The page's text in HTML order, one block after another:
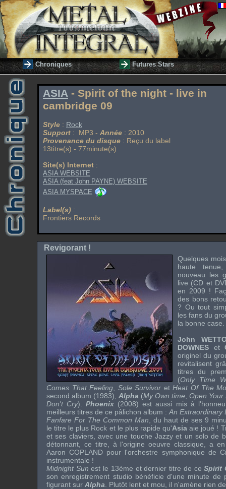
Chroniques Futures Stars
ASIA - Spirit of the night - live in
cambridge 09
Style : Rock
Support : MP3 - Année : 2010
Provenance du disque : Reçu du label
13titre(s) - 77minute(s)
Site(s) Internet :
ASIA WEBSITE
ASIA (feat John PAYNE) WEBSITE
ASIA MYSPACE
Label(s) :
Frontiers Records
Revigorant !
Quelques
haute
nouveau les
live (CD et
en 2009 !
des bons
? Ou tout
les fans du
la bonne case.
John
DOWNES et
originel du
revitalisent
titres du
(Only Time
Comes That Feeling
Sole Survivor etHeat Of The
second album (1983), Alpha (My Own time
Open Your
Don't Cry).Phoenix (2008) est aussi mis à
meilleurs titres de ce pâlichon album : An Extraordinary
Fanfare For The Common Man , du haut de ses 9
le titre le plus Rock et le plus rapide qu'Asiaaie joué !
et ses claviers, avec une touche Jazzyet un solo de
détonnant, ce titre, à l'origine oeuvre classique, a
Aaron COPLAND pour l'orchestre symphonique de
instrumentale !
Midnight Sun est le 13ème et dernier titre de ceSpirit
son enregistrement studio bénéficie d'une minute de
figurant sur Alpha . Plutôt lent et mou, il n'amène rien